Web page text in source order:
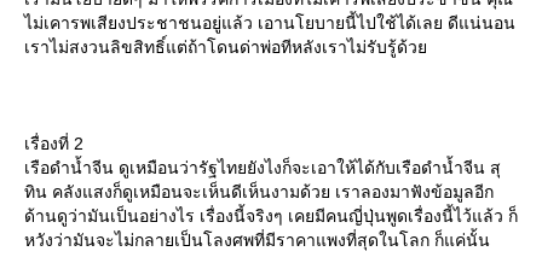
ไม่เคารพเสียงประชาชนอยู่แล้ว เอานโยบายนี้ไปใช้ได้เลย ดีแน่นอน
เราไม่สงวนลิขสิทธิ์แต่ถ้าโดนด่าพ่อทีหลังเราไม่รับรู้ด้ว
เรื่องที่ 2
เรือดำน้ำจีน ดูเหมือนว่ารัฐไทยยังไงก็จะเอาให้ได้กับเรือดำน้ำจีน สุ
ทิน คลังแสงก็ดูเหมือนจะเห็นดีเห็นงามด้วย เราลองมาฟังข้อมูลอีก
ด้านดูว่ามันเป็นอย่างไร เรื่องนี้จริงๆ เคยมีคนญี่ปุ่นพูดเรื่องนี้ไว้แล้ว ก็
หวังว่ามันจะไม่กลายเป็นโลงศพที่มีราคาแพงที่สุดในโลก ก็แค่นั้น